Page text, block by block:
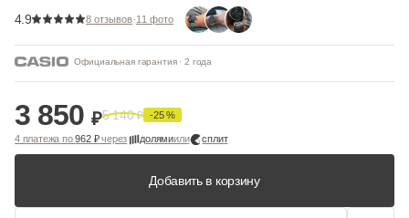
4.9 8 отзывов·11 фото
Официальная гарантия · 2 года
3 850 ₽5 140₽ -25 %
4 платежа по962 ₽через долямиили сплит
Добавить в корзину